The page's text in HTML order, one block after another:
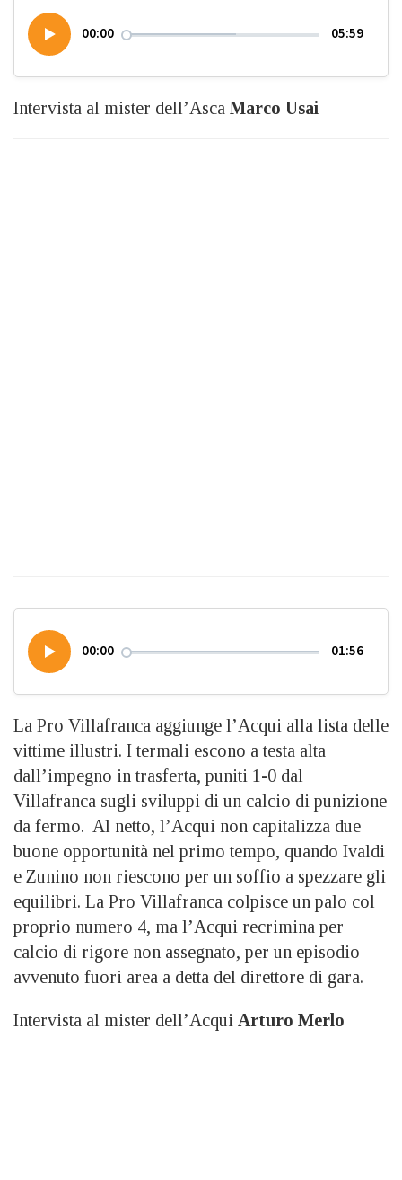
00:00 05:59
Intervista al mister dell’Asca Marco Usai
00:00 01:56
La Pro Villafranca aggiunge l’Acqui alla lista delle
vittime illustri. I termali escono a testa alta
dall’impegno in trasferta, puniti 1-0 dal
Villafranca sugli sviluppi di un calcio di punizione
da fermo. Al netto, l’Acqui non capitalizza due
buone opportunità nel primo tempo, quando Ivaldi
e Zunino non riescono per un soffio a spezzare gli
equilibri. La Pro Villafranca colpisce un palo col
proprio numero 4, ma l’Acqui recrimina per
calcio di rigore non assegnato, per un episodio
avvenuto fuori area a detta del direttore di gara.
Intervista al mister dell’Acqui Arturo Merlo